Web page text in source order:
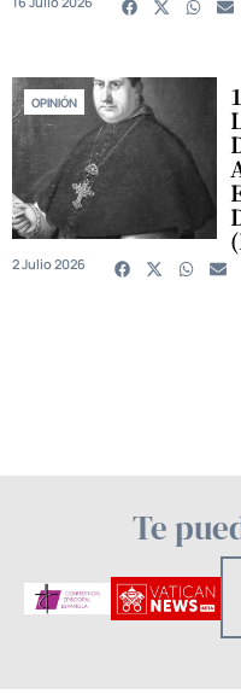
OPINIÓN
2 Julio 2026
Te